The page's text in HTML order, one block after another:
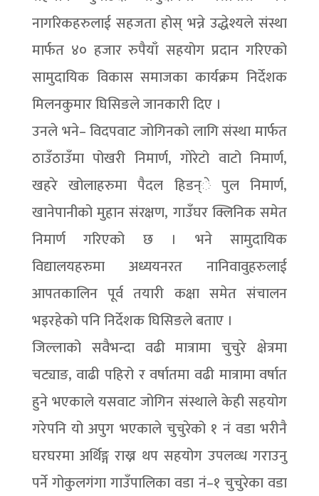
नागरिकहरुलाई सहजता होस् भन्ने उद्धेश्यले संस्था
मार्फत ४० हजार रुपैयाँ सहयोग प्रदान गरिएको
सामुदायिक विकास समाजका कार्यक्रम निर्देशक
मिलनकुमार घिसिङले जानकारी दिए ।
उनले भने– विदपवाट जोगिनको लागि संस्था मार्फत
ठाउँठाउँमा पोखरी निमार्ण, गोरेटो वाटो निमार्ण,
खहरे खोलाहरुमा पैदल हिडन्े पुल निमार्ण,
खानेपानीको मुहान संरक्षण, गाउँघर क्लिनिक समेत
निमार्ण गरिएको छ । भने सामुदायिक
विद्यालयहरुमा अध्ययनरत नानिवावुहरुलाई
आपतकालिन पूर्व तयारी कक्षा समेत संचालन
भइरहेको पनि निर्देशक घिसिङले बताए ।
जिल्लाको सवैभन्दा वढी मात्रामा चुचुरे क्षेत्रमा
चट्याङ, वाढी पहिरो र वर्षातमा वढी मात्रामा वर्षात
हुने भएकाले यसवाट जोगिन संस्थाले केही सहयोग
गरेपनि यो अपुग भएकाले चुचुरेको १ नं वडा भरीनै
घरघरमा अर्थिङ्ग राख्न थप सहयोग उपलव्ध गराउनु
पर्ने गोकुलगंगा गाउँपालिका वडा नं–१ चुचुरेका वडा